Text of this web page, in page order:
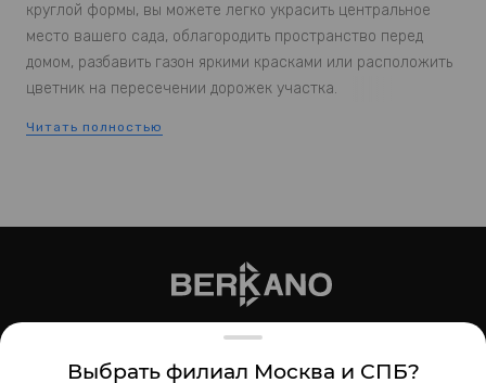
круглой формы, вы можете легко украсить центральное
место вашего сада, облагородить пространство перед
домом, разбавить газон яркими красками или расположить
цветник на пересечении дорожек участка.
Создавайте круглые цветники
размерах, позволяя выстраивать композиции из как
из низкорослых растений, так и высоких, включая
деревья;
пространство, так и интерьер. Мы предлагаем
Читать полностью
099-05-47
Выбрать филиал Москва и СПБ?